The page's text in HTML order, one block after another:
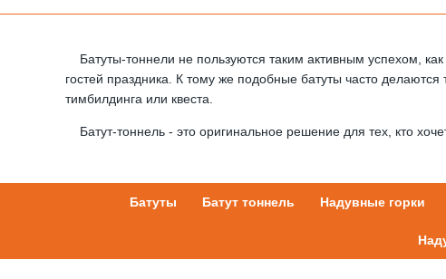
Батуты-тоннели не пользуются таким активным успехом,
гостей праздника. К тому же подобные батуты часто
тимбилдинга или квеста.
Батут-тоннель - это оригинальное решение для тех, кто
Батуты Батут тоннель Надувные горки